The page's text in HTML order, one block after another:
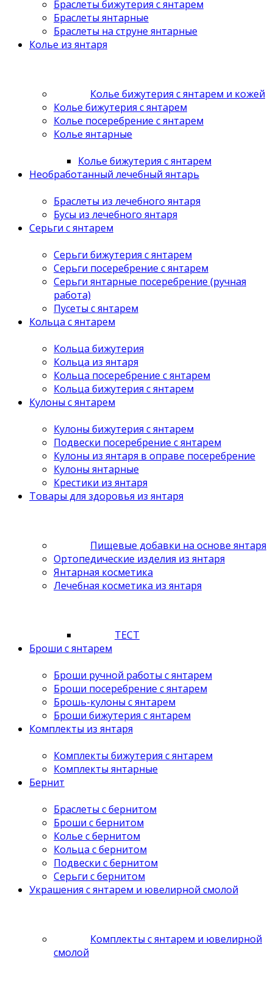
Браслеты бижутерия с янтарем
Браслеты янтарные
Браслеты на струне янтарные
Колье из янтаря
Колье бижутерия с янтарем и кожей
Колье бижутерия с янтарем
Колье посеребрение с янтарем
Колье янтарные
Колье бижутерия с янтарем
Необработанный лечебный янтарь
Браслеты из лечебного янтаря
Бусы из лечебного янтаря
Серьги с янтарем
Серьги бижутерия с янтарем
Серьги посеребрение с янтарем
Серьги янтарные посеребрение (ручная
работа)
Пусеты с янтарем
Кольца с янтарем
Кольца бижутерия
Кольца из янтаря
Кольца посеребрение с янтарем
Кольца бижутерия с янтарем
Кулоны с янтарем
Кулоны бижутерия с янтарем
Подвески посеребрение с янтарем
Кулоны из янтаря в оправе посеребрение
Кулоны янтарные
Крестики из янтаря
Товары для здоровья из янтаря
Пищевые добавки на основе янтаря
Ортопедические изделия из янтаря
Янтарная косметика
Лечебная косметика из янтаря
ТЕСТ
Броши с янтарем
Броши ручной работы с янтарем
Броши посеребрение с янтарем
Брошь-кулоны с янтарем
Броши бижутерия с янтарем
Комплекты из янтаря
Комплекты бижутерия с янтарем
Комплекты янтарные
Бернит
Браслеты с бернитом
Броши с бернитом
Колье с бернитом
Кольца с бернитом
Подвески с бернитом
Серьги с бернитом
Украшения с янтарем и ювелирной смолой
Комплекты с янтарем и ювелирной
смолой